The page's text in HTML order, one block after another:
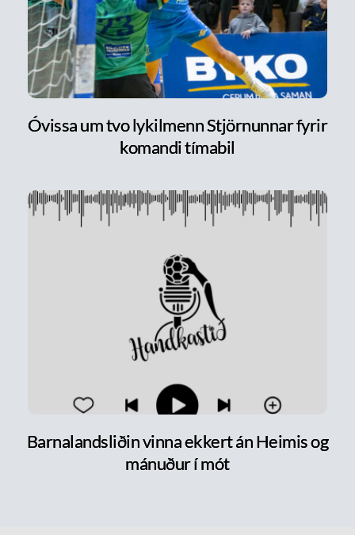
Óvissa um tvo lykilmenn Stjörnunnar fyrir
komandi tímabil
Barnalandsliðin vinna ekkert án Heimis og
mánuður í mót